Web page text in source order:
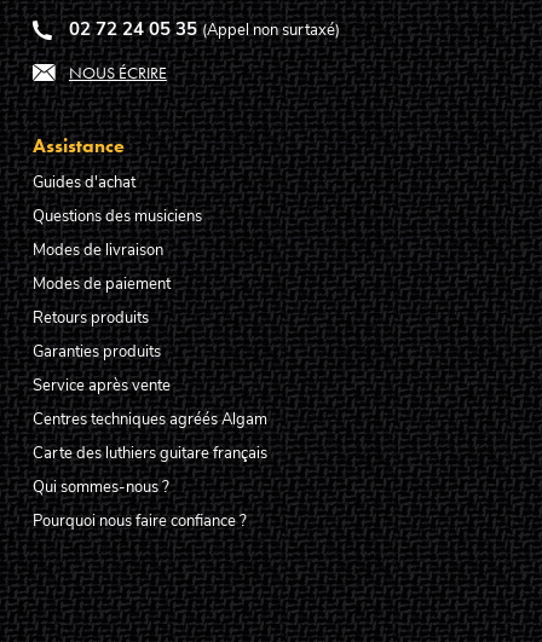
02 72 24 05 35 (Appel non surtaxé)
NOUS ÉCRIRE
Assistance
Guides d'achat
Questions des musiciens
Modes de livraison
Modes de paiement
Retours produits
Garanties produits
Service après vente
Centres techniques agréés Algam
Carte des luthiers guitare français
Qui sommes-nous ?
Pourquoi nous faire confiance ?